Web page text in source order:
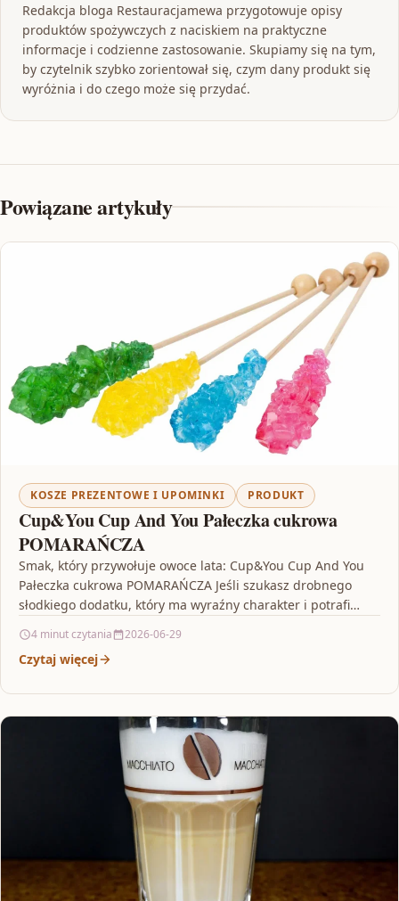
Redakcja bloga Restauracjamewa przygotowuje opisy
produktów spożywczych z naciskiem na praktyczne
informacje i codzienne zastosowanie. Skupiamy się na tym,
by czytelnik szybko zorientował się, czym dany produkt się
wyróżnia i do czego może się przydać.
Powiązane artykuły
KOSZE PREZENTOWE I UPOMINKI PRODUKT
Cup&You Cup And You Pałeczka cukrowa
POMARAŃCZA
Smak, który przywołuje owoce lata: Cup&You Cup And You
Pałeczka cukrowa POMARAŃCZA Jeśli szukasz drobnego
słodkiego dodatku, który ma wyraźny charakter i potrafi
4 minut czytania 2026-06-29
Czytaj więcej